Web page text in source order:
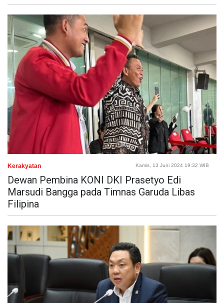
Kerakyatan Kamis, 13 Juni 2024 19:32 WIB
Dewan Pembina KONI DKI Prasetyo Edi
Marsudi Bangga pada Timnas Garuda Libas
Filipina